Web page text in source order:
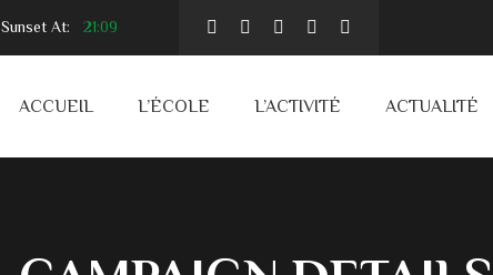
Sunset At: 21:09
ACCUEIL L’ÉCOLE L’ACTIVITÉ ACTUALITÉ